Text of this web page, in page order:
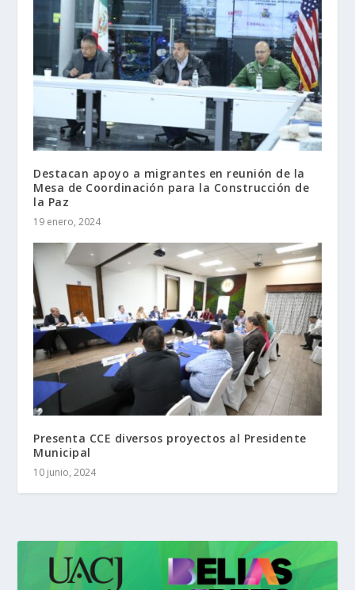
Destacan apoyo a migrantes en reunión de la
Mesa de Coordinación para la Construcción de
la Paz
19 enero, 2024
Presenta CCE diversos proyectos al Presidente
Municipal
10 junio, 2024